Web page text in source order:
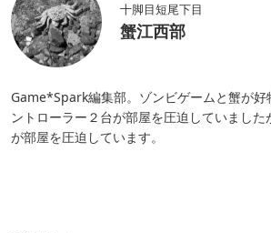
十脚目短尾下目
蟹江西部
Game*Spark編集部。ゾンビゲームと蟹が好
ントローラー２台が部屋を圧迫していました
が部屋を圧迫しています。